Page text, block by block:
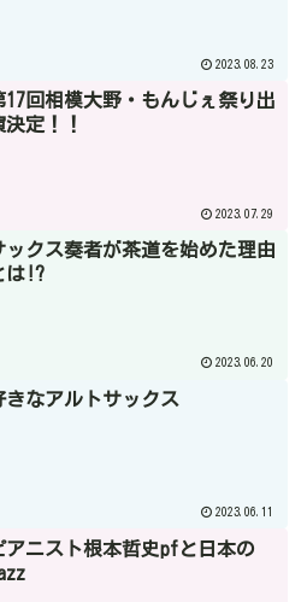
2023.08.23
17回相模大野・もんじぇ祭り出
決定！！
2023.07.29
ックス奏者が茶道を始めた理由
は!?
2023.06.20
きなアルトサックス
2023.06.11
アニスト根本哲史pfと日本の